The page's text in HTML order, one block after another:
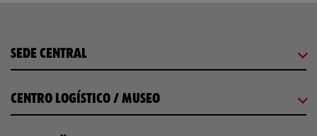
SEDE CENTRAL
CENTRO LOGÍSTICO / MUSEO